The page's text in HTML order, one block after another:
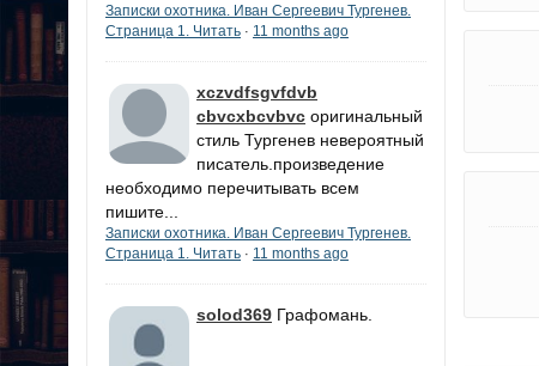
Записки охотника. Иван Сергеевич Тургенев.
Страница 1. Читать · 11 months ago
xczvdfsgvfdvb
cbvcxbcvbvc оригинальный
стиль Тургенев невероятный
писатель.произведение
необходимо перечитывать всем
пишите...
Записки охотника. Иван Сергеевич Тургенев.
Страница 1. Читать · 11 months ago
solod369 Графомань.